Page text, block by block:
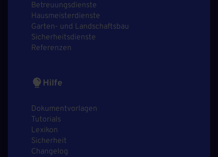
Betreuungsdienste
Hausmeisterdienste
Garten- und Landschaftsbau
Sicherheitsdienste
Referenzen
Hilfe
Dokumentvorlagen
Tutorials
Lexikon
Sicherheit
Changelog